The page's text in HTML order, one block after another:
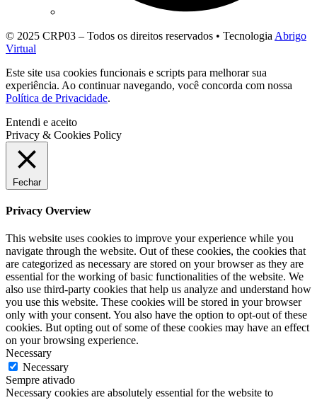
© 2025 CRP03 – Todos os direitos reservados • Tecnologia Abrigo
Virtual
Este site usa cookies funcionais e scripts para melhorar sua
experiência. Ao continuar navegando, você concorda com nossa
Política de Privacidade.
Entendi e aceito
Privacy & Cookies Policy
Fechar
Privacy Overview
This website uses cookies to improve your experience while you
navigate through the website. Out of these cookies, the cookies that
are categorized as necessary are stored on your browser as they are
essential for the working of basic functionalities of the website. We
also use third-party cookies that help us analyze and understand how
you use this website. These cookies will be stored in your browser
only with your consent. You also have the option to opt-out of these
cookies. But opting out of some of these cookies may have an effect
on your browsing experience.
Necessary
Necessary
Sempre ativado
Necessary cookies are absolutely essential for the website to